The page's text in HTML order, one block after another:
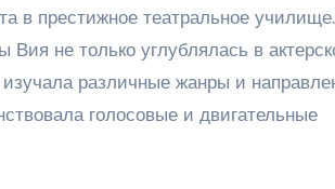
в престижное театральное
не только углублялась в
различные жанры и
голосовые и двигательные